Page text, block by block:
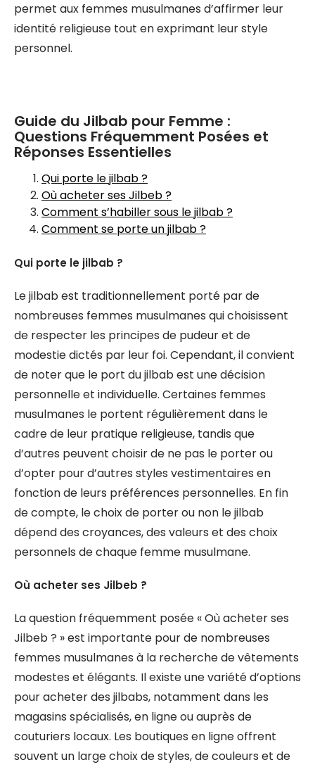
permet aux femmes musulmanes d’affirmer leur
identité religieuse tout en exprimant leur style
personnel.
Guide du Jilbab pour Femme :
Questions Fréquemment Posées et
Réponses Essentielles
Qui porte le jilbab ?
Où acheter ses Jilbeb ?
Comment s’habiller sous le jilbab ?
Comment se porte un jilbab ?
Qui porte le jilbab ?
Le jilbab est traditionnellement porté par de
nombreuses femmes musulmanes qui choisissent
de respecter les principes de pudeur et de
modestie dictés par leur foi. Cependant, il convient
de noter que le port du jilbab est une décision
personnelle et individuelle. Certaines femmes
musulmanes le portent régulièrement dans le
cadre de leur pratique religieuse, tandis que
d’autres peuvent choisir de ne pas le porter ou
d’opter pour d’autres styles vestimentaires en
fonction de leurs préférences personnelles. En fin
de compte, le choix de porter ou non le jilbab
dépend des croyances, des valeurs et des choix
personnels de chaque femme musulmane.
Où acheter ses Jilbeb ?
La question fréquemment posée « Où acheter ses
Jilbeb ? » est importante pour de nombreuses
femmes musulmanes à la recherche de vêtements
modestes et élégants. Il existe une variété d’options
pour acheter des jilbabs, notamment dans les
magasins spécialisés, en ligne ou auprès de
couturiers locaux. Les boutiques en ligne offrent
souvent un large choix de styles, de couleurs et de